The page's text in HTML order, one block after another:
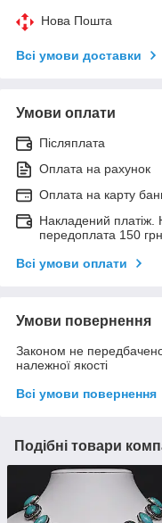
Нова Пошта
Всі умови доставки
Умови оплати
Післяплата
Оплата на рахунок
Оплата на карту
Накладений
передоплата 150 грн.
Всі умови оплати
Умови повернення
Законом не
належної якості
Всі умови повернення
Подібні товари